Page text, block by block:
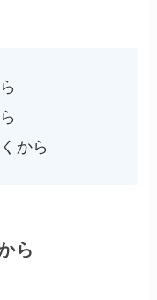
から
ら